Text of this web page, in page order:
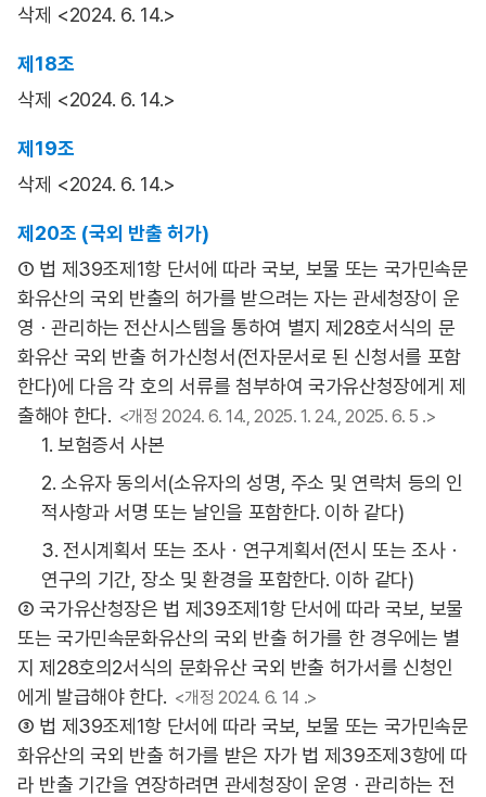
삭제 <2024. 6. 14.>
제18조
삭제 <2024. 6. 14.>
제19조
삭제 <2024. 6. 14.>
제20조 (국외 반출 허가)
① 법 제39조제1항 단서에 따라 국보, 보물 또는 국가민속문
화유산의 국외 반출의 허가를 받으려는 자는 관세청장이 운
영ㆍ관리하는 전산시스템을 통하여 별지 제28호서식의 문
화유산 국외 반출 허가신청서(전자문서로 된 신청서를 포함
한다)에 다음 각 호의 서류를 첨부하여 국가유산청장에게 제
출해야 한다. <개정 2024. 6. 14., 2025. 1. 24., 2025. 6. 5 .>
1. 보험증서 사본
2. 소유자 동의서(소유자의 성명, 주소 및 연락처 등의 인
적사항과 서명 또는 날인을 포함한다. 이하 같다)
3. 전시계획서 또는 조사ㆍ연구계획서(전시 또는 조사ㆍ
연구의 기간, 장소 및 환경을 포함한다. 이하 같다)
② 국가유산청장은 법 제39조제1항 단서에 따라 국보, 보물
또는 국가민속문화유산의 국외 반출 허가를 한 경우에는 별
지 제28호의2서식의 문화유산 국외 반출 허가서를 신청인
에게 발급해야 한다. <개정 2024. 6. 14 .>
③ 법 제39조제1항 단서에 따라 국보, 보물 또는 국가민속문
화유산의 국외 반출 허가를 받은 자가 법 제39조제3항에 따
라 반출 기간을 연장하려면 관세청장이 운영ㆍ관리하는 전